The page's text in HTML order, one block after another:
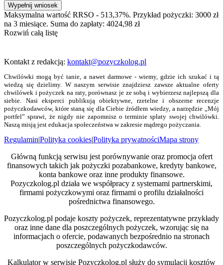
Wypełnij wniosek
Maksymalna wartość RRSO - 513,37%. Przykład pożyczki: 3000 zł
na 3 miesiące. Suma do zapłaty: 4024,98 zł
Rozwiń całą listę
Kontakt z redakcją: kontakt@pozyczkolog.pl
Chwilówki mogą być tanie, a nawet darmowe - wiemy, gdzie ich szukać i tą
wiedzą się dzielimy. W naszym serwisie znajdziesz zawsze aktualne oferty
chwilówek i pożyczek na raty, porównasz je ze sobą i wybierzesz najlepszą dla
siebie. Nasi eksperci publikują obiektywne, rzetelne i obszerne recenzje
pożyczkodawców, które staną się dla Ciebie źródłem wiedzy, a narzędzie „Mój
portfel” sprawi, że nigdy nie zapomnisz o terminie spłaty swojej chwilówki.
Naszą misją jest edukacja społeczeństwa w zakresie mądrego pożyczania.
Regulamin|Polityka cookies|Polityka prywatnościMapa strony
Główną funkcją serwisu jest porównywanie oraz promocja ofert
finansowych takich jak pożyczki pozabankowe, kredyty bankowe,
konta bankowe oraz inne produkty finansowe.
Pozyczkolog.pl działa we współpracy z systemami partnerskimi,
firmami pożyczkowymi oraz firmami o profilu działalności
pośrednictwa finansowego.
Pozyczkolog.pl podaje koszty pożyczek, reprezentatywne przykłady
oraz inne dane dla poszczególnych pożyczek, wzorując się na
informacjach o ofercie, podawanych bezpośrednio na stronach
poszczególnych pożyczkodawców.
Kalkulator w serwisie Pozyczkolog.pl służy do symulacji kosztów